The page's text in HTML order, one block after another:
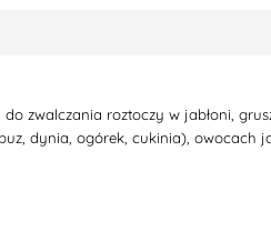
zwalczania roztoczy w jabłoni,
dynia, ogórek, cukinia), owocach